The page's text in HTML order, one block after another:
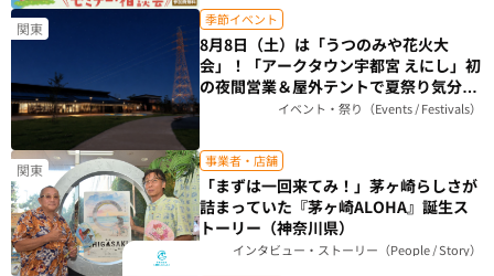
関東 季節イベント
8月8日（土）は「うつのみや花火大
会」！「アークタウン宇都宮 えにし」初
の夜間営業＆屋外テントで夏祭り気分を
楽しもう（栃木県）イベント・祭り（Events / Festivals）
関東 事業者・店舗
「まずは一回来てみ！」茅ヶ崎らしさが
詰まっていた『茅ヶ崎ALOHA』誕生ス
トーリー（神奈川県）
インタビュー・ストーリー（People / Story）